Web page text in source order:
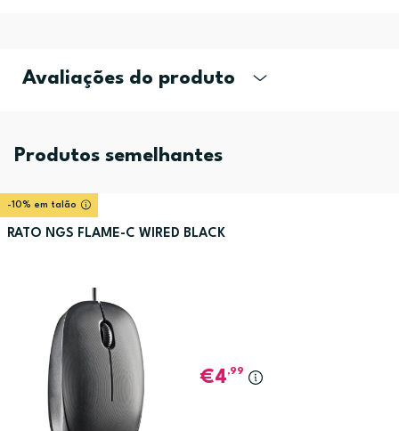
Avaliações do produto
Produtos semelhantes
-10% em talão
RATO NGS FLAME-C WIRED BLACK
4,99